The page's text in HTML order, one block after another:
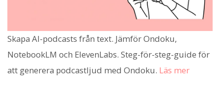
Skapa AI-podcasts från text. Jämför Ondoku,
NotebookLM och ElevenLabs. Steg-för-steg-guide för
att generera podcastljud med Ondoku. Läs mer